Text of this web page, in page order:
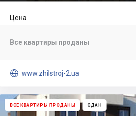
Цена
Все квартиры проданы
 www.zhilstroj-2.ua
ВСЕ КВАРТИРЫ ПРОДАНЫ СДАН